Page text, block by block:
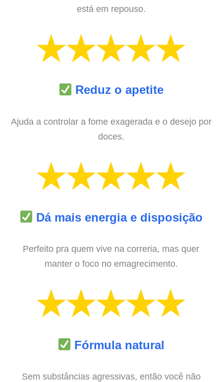
está em repouso.
Reduz o apetite
Ajuda a controlar a fome exagerada e o desejo por
doces.
Dá mais energia e disposição
Perfeito pra quem vive na correria, mas quer
manter o foco no emagrecimento.
Fórmula natural
Sem substâncias agressivas, então você não